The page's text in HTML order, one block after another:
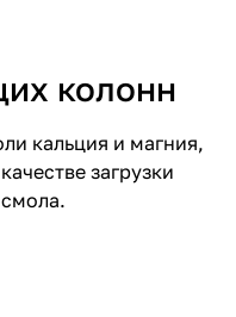
колонн
кальция и магния,
загрузки